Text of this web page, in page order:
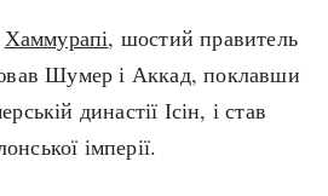
Індекси
Нові статті
Популярні статті
Всі статті
Хаммурапі, шостий правитель
Шумер і Аккад, поклавши
династії Ісін, і став
імперії.